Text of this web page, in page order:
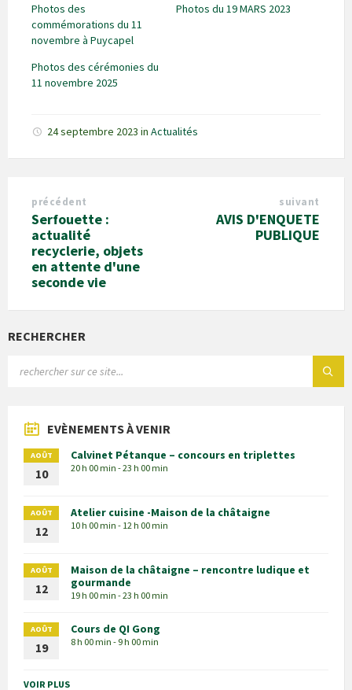
Photos des
commémorations du 11
novembre à Puycapel
Photos du 19 MARS 2023
Photos des cérémonies du
11 novembre 2025
24 septembre 2023 in Actualités
précédent
Serfouette :
actualité
recyclerie, objets
en attente d'une
seconde vie
suivant
AVIS D'ENQUETE
PUBLIQUE
RECHERCHER
EVÈNEMENTS À VENIR
AOÛT
10
Calvinet Pétanque – concours en triplettes
20 h 00 min - 23 h 00 min
AOÛT
12
Atelier cuisine -Maison de la châtaigne
10 h 00 min - 12 h 00 min
AOÛT
12
Maison de la châtaigne – rencontre ludique et
gourmande
19 h 00 min - 23 h 00 min
AOÛT
19
Cours de QI Gong
8 h 00 min - 9 h 00 min
VOIR PLUS